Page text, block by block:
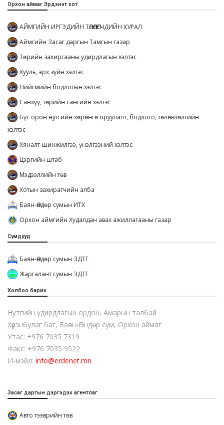
Орхон аймаг Эрдэнэт хот
АЙМГИЙН ИРГЭДИЙН ТӨЛӨӨЛӨГЧДИЙН ХУРАЛ
Аймгийн Засаг даргын Тамгын газар
Төрийн захиргааны удирдлагын хэлтэс
Хууль, эрх зүйн хэлтэс
Нийгмийн бодлогын хэлтэс
Санхүү, төрийн сангийн хэлтэс
Бүс орон нутгийн хөрөнгө оруулалт, бодлого, төлөвлөлтийн
хэлтэс
Хяналт-шинжилгээ, үнэлгээний хэлтэс
Цэргийн штаб
Мэдээллийн төв
Хотын захирагчийн алба
Баян-Өндөр сумын ИТХ
Орхон аймгийн Худалдан авах ажиллагааны газар
Сумдууд
Баян-Өндөр сумын ЗДТГ
Жаргалант сумын ЗДТГ
Холбоо барих
Нутгийн удирдлагын ордон, Амарын талбай
Хүрэнбулаг баг, Баян-Өндөр сум, Орхон аймаг
Утас: +976 7035 7319
Факс: +976 7035 9522
И-мэйл: info@erdenet.mn
Засаг даргын дэргэдэх агентлаг
Авто тээврийн төв